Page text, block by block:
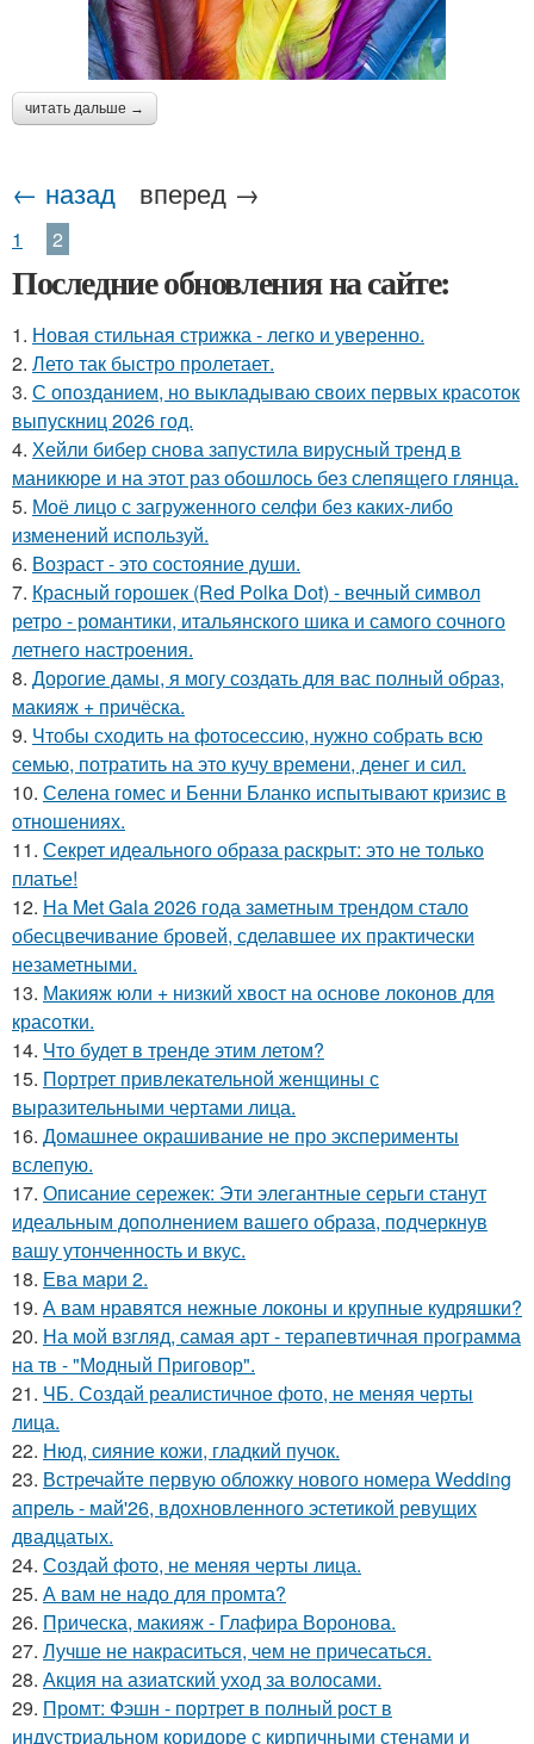
читать дальше →
← назад вперед →
1 2
Последние обновления на сайте:
1. Новая стильная стрижка - легко и уверенно.
2. Лето так быстро пролетает.
3. С опозданием, но выкладываю своих первых красоток
выпускниц 2026 год.
4. Хейли бибер снова запустила вирусный тренд в
маникюре и на этот раз обошлось без слепящего глянца.
5. Моё лицо с загруженного селфи без каких-либо
изменений используй.
6. Возраст - это состояние души.
7. Красный горошек (Red Polka Dot) - вечный символ
ретро - романтики, итальянского шика и самого сочного
летнего настроения.
8. Дорогие дамы, я могу создать для вас полный образ,
макияж + причёска.
9. Чтобы сходить на фотосессию, нужно собрать всю
семью, потратить на это кучу времени, денег и сил.
10. Селена гомес и Бенни Бланко испытывают кризис в
отношениях.
11. Секрет идеального образа раскрыт: это не только
платье!
12. На Met Gala 2026 года заметным трендом стало
обесцвечивание бровей, сделавшее их практически
незаметными.
13. Макияж юли + низкий хвост на основе локонов для
красотки.
14. Что будет в тренде этим летом?
15. Портрет привлекательной женщины с
выразительными чертами лица.
16. Домашнее окрашивание не про эксперименты
вслепую.
17. Описание сережек: Эти элегантные серьги станут
идеальным дополнением вашего образа, подчеркнув
вашу утонченность и вкус.
18. Ева мари 2.
19. А вам нравятся нежные локоны и крупные кудряшки?
20. На мой взгляд, самая арт - терапевтичная программа
на тв - "Модный Приговор".
21. ЧБ. Создай реалистичное фото, не меняя черты
лица.
22. Нюд, сияние кожи, гладкий пучок.
23. Встречайте первую обложку нового номера Wedding
апрель - май'26, вдохновленного эстетикой ревущих
двадцатых.
24. Создай фото, не меняя черты лица.
25. А вам не надо для промта?
26. Прическа, макияж - Глафира Воронова.
27. Лучше не накраситься, чем не причесаться.
28. Акция на азиатский уход за волосами.
29. Промт: Фэшн - портрет в полный рост в
индустриальном коридоре с кирпичными стенами и